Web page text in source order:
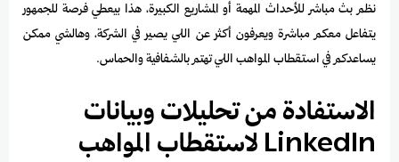
نظم بث مباشر للأحداث المهمة أو المشاريع الكبيرة، هذا بيعطي فرصة للجمهور
يتفاعل معكم مباشرة ويعرفون أكثر عن اللي يصير في الشركة، وهالشي ممكن
يساعدكم في استقطاب المواهب اللي تهتم بالشفافية والحماس.
الاستفادة من تحليلات وبيانات
LinkedIn لاستقطاب المواهب